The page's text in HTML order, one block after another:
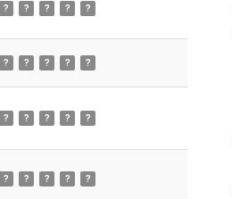
? ? ? ? ?
? ? ? ? ?
? ? ? ? ?
? ? ? ? ?